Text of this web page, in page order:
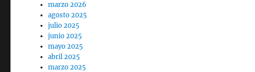
marzo 2026
agosto 2025
julio 2025
junio 2025
mayo 2025
abril 2025
marzo 2025